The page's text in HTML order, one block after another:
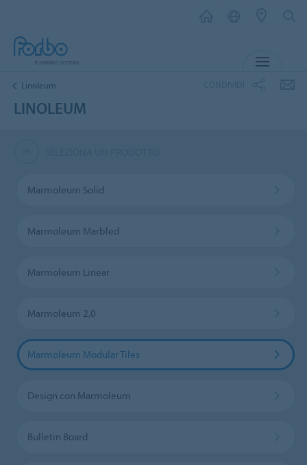
Linoleum
LINOLEUM
Marmoleum Solid
Marmoleum Marbled
Marmoleum Linear
Marmoleum 2,0
Marmoleum Modular Tiles
Design con Marmoleum
Bulletin Board